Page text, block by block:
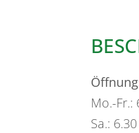
Mo.-Fr.:
Sa.: